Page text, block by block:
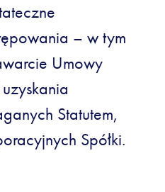
– w tym
Umowy
Statutem,
Spółki.